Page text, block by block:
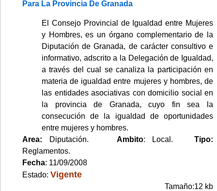
Para La Provincia De Granada
El Consejo Provincial de Igualdad entre Mujeres
y Hombres, es un órgano complementario de la
Diputación de Granada, de carácter consultivo e
informativo, adscrito a la Delegación de Igualdad,
a través del cual se canaliza la participación en
materia de igualdad entre mujeres y hombres, de
las entidades asociativas con domicilio social en
la provincia de Granada, cuyo fin sea la
consecución de la igualdad de oportunidades
entre mujeres y hombres.
Area: Diputación. Ambito: Local.Tipo:
Reglamentos.
Fecha: 11/09/2008
Estado: Vigente
Tamaño:12 kb